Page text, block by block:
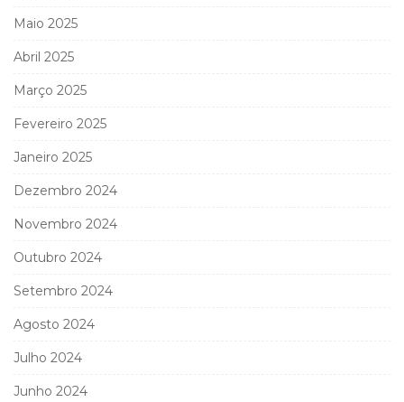
Maio 2025
Abril 2025
Março 2025
Fevereiro 2025
Janeiro 2025
Dezembro 2024
Novembro 2024
Outubro 2024
Setembro 2024
Agosto 2024
Julho 2024
Junho 2024